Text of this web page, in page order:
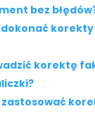
bez
korektę
zastosować